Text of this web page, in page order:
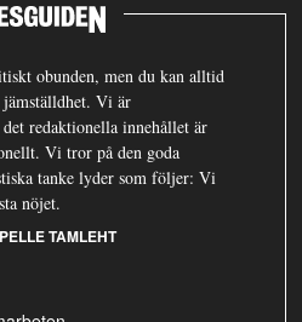
obunden, men du kan alltid
Vi är
redaktionella innehållet är
Vi tror på den goda
tanke lyder som följer: Vi
nöjet.
PELLE TAMLEHT